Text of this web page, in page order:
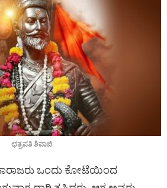
ಛತ್ರಪತಿ ಶಿವಾಜಿ
ಒಂದು ಕೋಟೆಯಿಂದ